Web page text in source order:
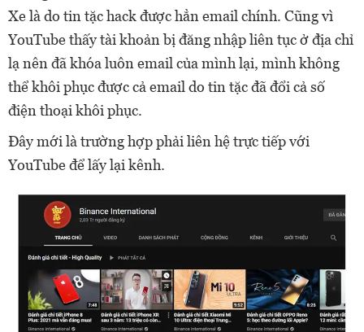
Xe là do tin tặc hack được hẳn email chính. Cũng vì
YouTube thấy tài khoản bị đăng nhập liên tục ở địa chỉ
lạ nên đã khóa luôn email của mình lại, mình không
thể khôi phục được cả email do tin tặc đã đổi cả số
điện thoại khôi phục.
Đây mới là trường hợp phải liên hệ trực tiếp với
YouTube để lấy lại kênh.